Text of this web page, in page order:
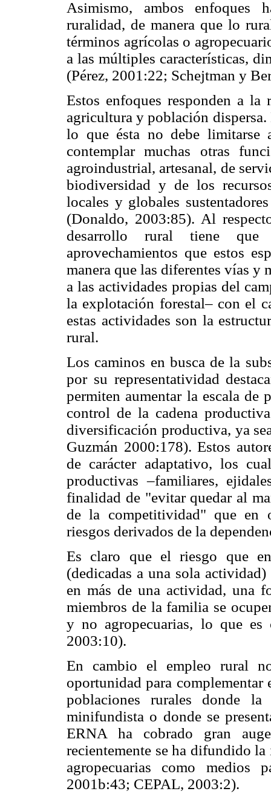
Asimismo, ambos enfoques
ruralidad, de manera que lo
términos agrícolas o
a las múltiples características,
(Pérez, 2001:22; Schejtman y
Estos enfoques responden a
agricultura y población
lo que ésta no debe limitarse
contemplar muchas otras
agroindustrial, artesanal, de
biodiversidad y de los
locales y globales
(Donaldo, 2003:85). Al
desarrollo rural tiene que
aprovechamientos que estos
manera que las diferentes vías y
a las actividades propias del
la explotación forestal– con el
estas actividades son la
rural.
Los caminos en busca de la
por su representatividad
permiten aumentar la escala
control de la cadena
diversificación productiva, ya
Guzmán 2000:178). Estos
de carácter adaptativo, los
productivas –familiares,
finalidad de "evitar quedar al
de la competitividad" que en
riesgos derivados de la
Es claro que el riesgo que
(dedicadas a una sola
en más de una actividad, una
miembros de la familia se
y no agropecuarias, lo que
2003:10).
En cambio el empleo rural
oportunidad para
poblaciones rurales donde
minifundista o donde se
ERNA ha cobrado gran
recientemente se ha difundido
agropecuarias como medios
2001b:43; CEPAL, 2003:2).